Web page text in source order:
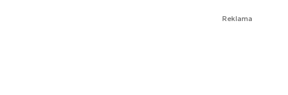
Reklama